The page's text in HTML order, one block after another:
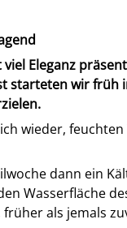
Eleganz
starteten wir früh
wieder,
dann ein
Wasserfläche
als jemals